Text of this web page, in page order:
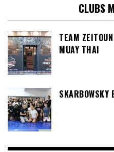
CLUBS
TEAM
MUAY THAI
SKARBOWSKY